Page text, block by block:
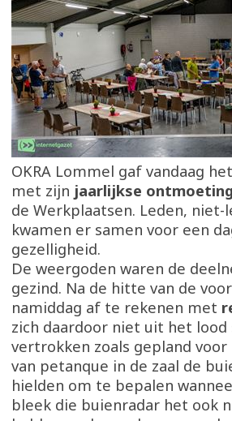
OKRA Lommel gaf vandaag
met zijn jaarlijkse
de Werkplaatsen. Leden,
kwamen er samen voor een
gezelligheid.
De weergoden waren de
gezind. Na de hitte van de
namiddag af te rekenen met
zich daardoor niet uit het lood
vertrokken zoals gepland
van petanque in de zaal de
hielden om te bepalen
bleek die buienradar het ook